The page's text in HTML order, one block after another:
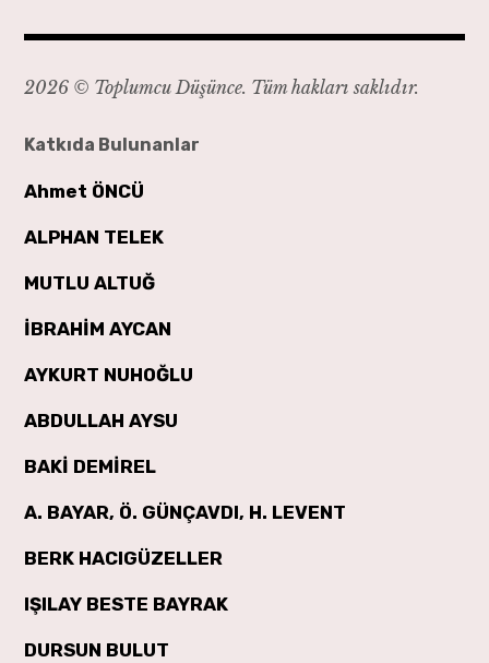
2026 © Toplumcu Düşünce. Tüm hakları saklıdır.
Katkıda Bulunanlar
Ahmet ÖNCÜ
ALPHAN TELEK
MUTLU ALTUĞ
İBRAHİM AYCAN
AYKURT NUHOĞLU
ABDULLAH AYSU
BAKİ DEMİREL
A. BAYAR, Ö. GÜNÇAVDI, H. LEVENT
BERK HACIGÜZELLER
IŞILAY BESTE BAYRAK
DURSUN BULUT